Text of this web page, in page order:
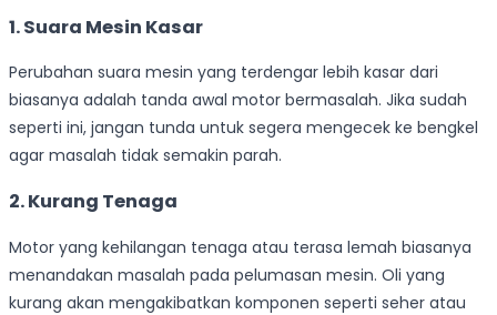
1. Suara Mesin Kasar
Perubahan suara mesin yang terdengar lebih kasar dari
biasanya adalah tanda awal motor bermasalah. Jika sudah
seperti ini, jangan tunda untuk segera mengecek ke bengkel
agar masalah tidak semakin parah.
2. Kurang Tenaga
Motor yang kehilangan tenaga atau terasa lemah biasanya
menandakan masalah pada pelumasan mesin. Oli yang
kurang akan mengakibatkan komponen seperti seher atau